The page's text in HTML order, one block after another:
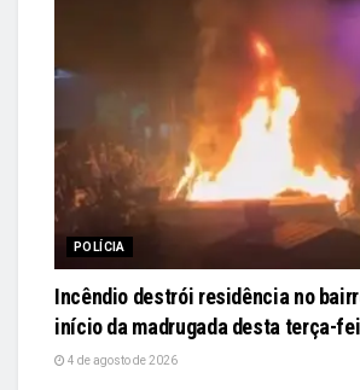
POLÍCIA
Incêndio destrói residência no
início da madrugada desta terça-
4 de agosto de 2026